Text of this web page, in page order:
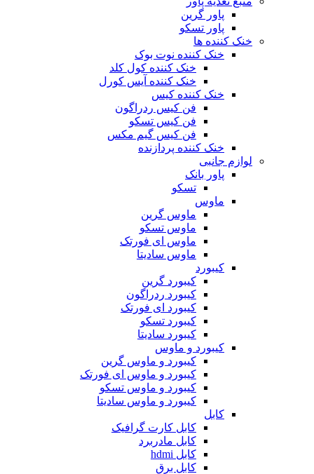
پاور گرین
پاور تسکو
خنک کننده ها
خنک کننده نوت بوک
خنک کننده کول کلد
خنک کننده آیس کورل
خنک کننده کیس
فن کیس ردراگون
فن کیس تسکو
فن کیس گیم مکس
خنک کننده پردازنده
لوازم جانبی
پاور بانک
تسکو
ماوس
ماوس گرین
ماوس تسکو
ماوس ای فورتک
ماوس سادیتا
کیبورد
کیبورد گرین
کیبورد ردراگون
کیبورد ای فورتک
کیبورد تسکو
کیبورد سادیتا
کیبورد و ماوس
کیبورد و ماوس گرین
کیبورد و ماوس ای فورتک
کیبورد و ماوس تسکو
کیبورد و ماوس سادیتا
کابل
کابل کارت گرافیک
کابل مادربرد
کابل hdmi
کابل برق